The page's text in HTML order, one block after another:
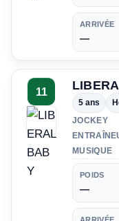
ARRIVÉE
—
11
5 ans
JOCKEY
MUSIQUE
POIDS
—